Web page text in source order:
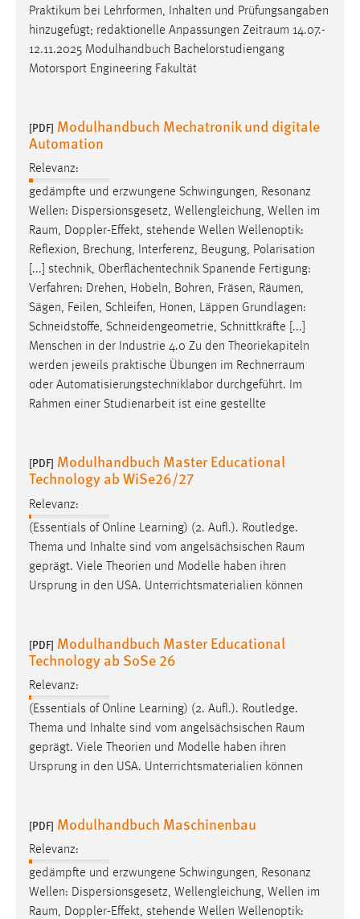
Praktikum bei Lehrformen, Inhalten und Prüfungsangaben
hinzugefügt; redaktionelle Anpassungen Zeitraum 14.07.-
12.11.2025 Modulhandbuch Bachelorstudiengang
Motorsport Engineering Fakultät
[PDF] Modulhandbuch Mechatronik und digitale
Automation
Relevanz:
gedämpfte und erzwungene Schwingungen, Resonanz
Wellen: Dispersionsgesetz, Wellengleichung, Wellen im
Raum, Doppler-Effekt, stehende Wellen Wellenoptik:
Reflexion, Brechung, Interferenz, Beugung, Polarisation
[...] stechnik, Oberflächentechnik Spanende Fertigung:
Verfahren: Drehen, Hobeln, Bohren, Fräsen, Räumen,
Sägen, Feilen, Schleifen, Honen, Läppen Grundlagen:
Schneidstoffe, Schneidengeometrie, Schnittkräfte [...]
Menschen in der Industrie 4.0 Zu den Theoriekapiteln
werden jeweils praktische Übungen im Rechnerraum
oder Automatisierungstechniklabor durchgeführt. Im
Rahmen einer Studienarbeit ist eine gestellte
[PDF] Modulhandbuch Master Educational
Technology ab WiSe26/27
Relevanz:
(Essentials of Online Learning) (2. Aufl.). Routledge.
Thema und Inhalte sind vom angelsächsischen Raum
geprägt. Viele Theorien und Modelle haben ihren
Ursprung in den USA. Unterrichtsmaterialien können
[PDF] Modulhandbuch Master Educational
Technology ab SoSe 26
Relevanz:
(Essentials of Online Learning) (2. Aufl.). Routledge.
Thema und Inhalte sind vom angelsächsischen Raum
geprägt. Viele Theorien und Modelle haben ihren
Ursprung in den USA. Unterrichtsmaterialien können
[PDF] Modulhandbuch Maschinenbau
Relevanz:
gedämpfte und erzwungene Schwingungen, Resonanz
Wellen: Dispersionsgesetz, Wellengleichung, Wellen im
Raum, Doppler-Effekt, stehende Wellen Wellenoptik: